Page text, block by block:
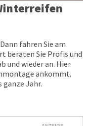
fahren Sie am
beraten Sie Profis und
und wieder an. Hier
ankommt.
ganze Jahr.